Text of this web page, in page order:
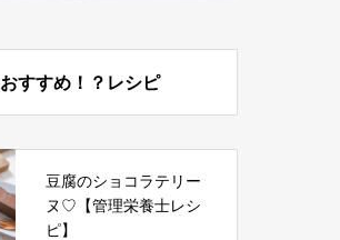
おすすめ！？レシピ
豆腐のショコラテリー
ヌ♡【管理栄養士レシ
ピ】